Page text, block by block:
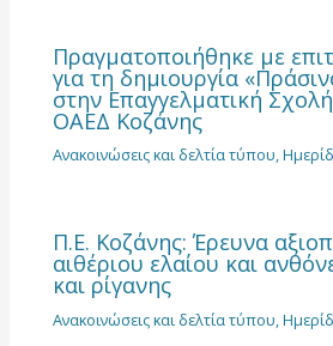
Πραγματοποιήθηκε με
για τη δημιουργία
στην Επαγγελματική
ΟΑΕΔ Κοζάνης
Ανακοινώσεις και δελτία τύπου,
Π.Ε. Κοζάνης: Έρευνα
αιθέριου ελαίου και
και ρίγανης
Ανακοινώσεις και δελτία τύπου ,